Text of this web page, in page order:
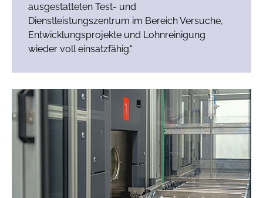
ausgestatteten Test- und
Dienstleistungszentrum im Bereich Versuche,
Entwicklungsprojekte und Lohnreinigung
wieder voll einsatzfähig.“